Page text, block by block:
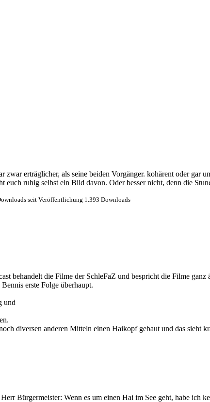
erträglicher, als seine beiden Vorgänger. kohärent oder gar
euch ruhig selbst ein Bild davon. Oder besser nicht, denn die
1.393 Downloads
behandelt die Filme der SchleFaZ und bespricht die Filme
erste Folge überhaupt.
und
diversen anderen Mitteln einen Haikopf gebaut und das sieht
Bürgermeister: Wenn es um einen Hai im See geht, habe ich